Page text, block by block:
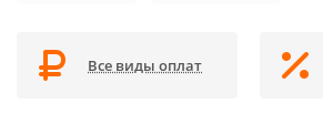
Все виды оплат